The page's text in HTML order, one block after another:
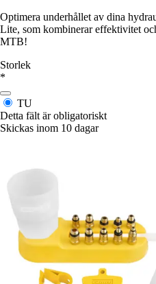
Optimera underhållet av dina
Lite, som kombinerar effektivitet
MTB!
Storlek
*
TU
Detta fält är obligatoriskt
Skickas inom 10 dagar